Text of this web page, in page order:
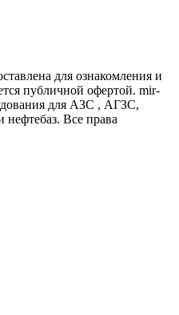
для ознакомления и
публичной офертой. mir-
для АЗС , АГЗС,
Все права